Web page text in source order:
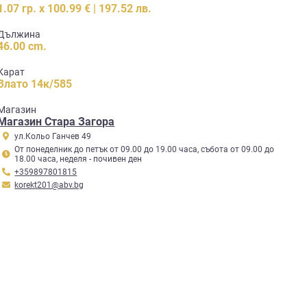
гр. x 100.99 € | 197.52 лв.
cm.
14к/585
Стара Загора
ул.Кольо Ганчев 49
От понеделник до петък от 09.00 до 19.00 часа, събота от 09.00 до
18.00 часа, неделя - почивен ден
+359897801815
korekt201@abv.bg